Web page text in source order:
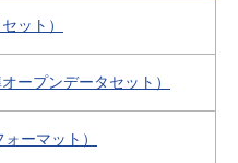
ット）
ープンデータセット）
ーマット）